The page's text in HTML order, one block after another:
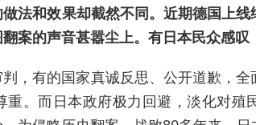
法和效果却截然不同。近期德国上
案的声音甚嚣尘上。有日本民众感
，有的国家真诚反思、公开道歉，
。而日本政府极力回避，淡化对殖